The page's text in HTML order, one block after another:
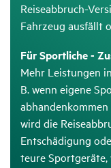
Reiseabbruch-
Fahrzeug ausfällt
Für Sportliche -
Mehr Leistungen
B. wenn eigene
wird die
Entschädigung
teure Sportgeräte,